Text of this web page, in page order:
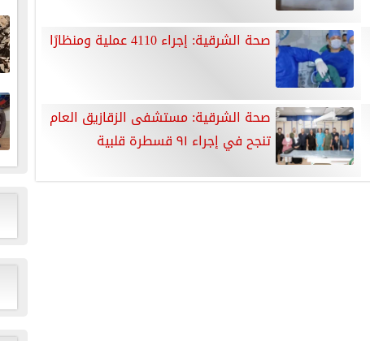
صحة الشرقية: إجراء 4110 عملية ومنظارًا
صحة الشرقية: مستشفى الزقازيق العام
تنجح في إجراء ٩١ قسطرة قلبية